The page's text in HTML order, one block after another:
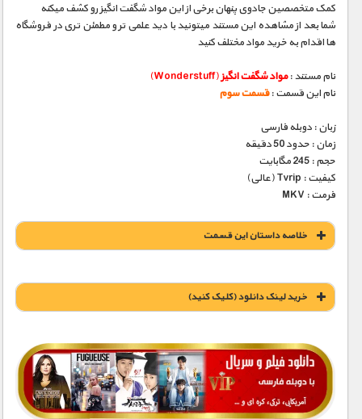
کمک متخصصین جادوی پنهان برخی از این مواد شگفت انگیز رو کشف میکنه
شما بعد از مشاهده این مستند میتونید با دید علمی تر و مطمئن تری در فروشگاه
ها اقدام به خرید مواد مختلف کنید
نام مستند :مواد شگفت انگیز(Wonderstuff)
نام این قسمت :قسمت سوم
زبان : دوبله فارسی
زمان : حدود 50 دقیقه
حجم : 245 مگابایت
کیفیت : Tvrip (عالی)
فرمت : MKV
خلاصه داستان این قسمت
خريد لينک دانلود (کليک کنيد)
1900 تومان – خريد لينک دانلود (افزودن به سبد خريد)